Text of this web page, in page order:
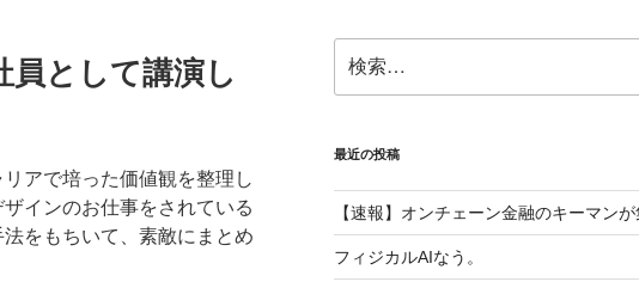
員として講演し
アで培った価値観を整理し
インのお仕事をされている
をもちいて、素敵にまとめ
索:
最近の投稿
【速報】オンチェーン金融のキーマン
フィジカルAIなう。